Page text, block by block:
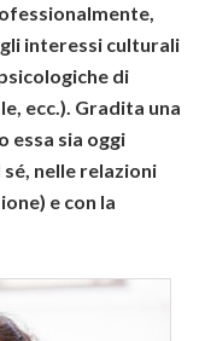
interessi culturali
di
ecc.). Gradita una
essa sia oggi
nelle relazioni
e con la